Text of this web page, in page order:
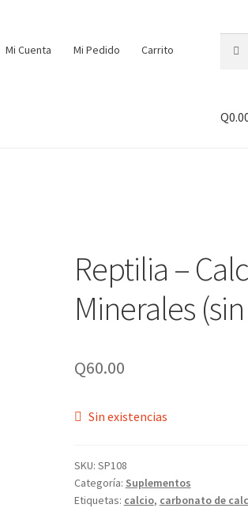
Mi Cuenta Mi Pedido Carrito
por:
Q
Reptilia –
Minerales
Q60.00
Sin existencias
SKU: SP108
Categoría: Suplementos
Etiquetas: calcio, carbonato de